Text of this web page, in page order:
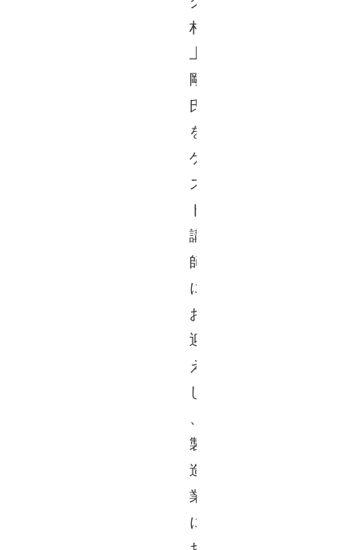
村
上
剛
氏
を
ゲ
ス
ト
講
師
に
お
迎
え
し
、
製
造
業
に